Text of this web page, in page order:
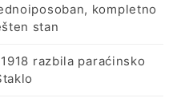
kompletno
stan
razbila paraćinsko